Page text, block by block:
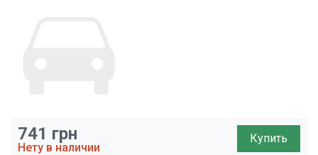
741 грн
Нету в наличии
Купить